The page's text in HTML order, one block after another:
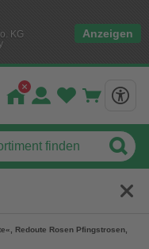
KG
Anzeigen
Redoute Rosen Pfingstrosen,